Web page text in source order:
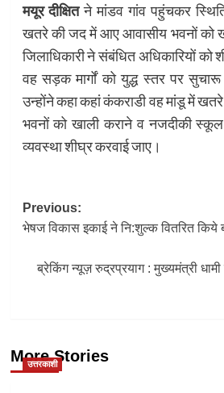
मयूर दीक्षितने मांडव गांव पहुंचकर
खतरे की जद में आए आवासीय भवनों को
जिलाधिकारी ने संबंधित अधिकारियों को
वह सड़क मार्गों को युद्ध स्तर पर
उन्होंने कहा कहां कंकराडी वह मांडू में
भवनों को खाली कराने व नजदीकी
व्यवस्था शीघ्र करवाई जाए।
Post
navigation
Previous:
भेषज विकास इकाई ने नि:शुल्क वितरित किये
ब्रेकिंग न्यूज़ रुद्रप्रयाग : मुख्यमंत्री
More Stories
उत्तरकाशी